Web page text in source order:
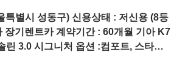
특별시 성동구) 신용상태 : 저신용 (8등
장기렌트카 계약기간 : 60개월 기아 K7
린 3.0 시그니처 옵션 :컴포트, 스타일